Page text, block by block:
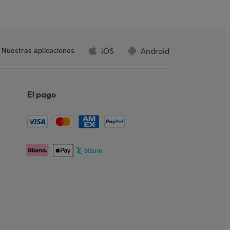
Nuestras aplicaciones iOS Android
El pago